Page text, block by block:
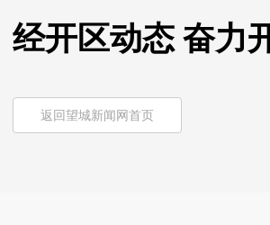
经开区动态 奋力
返回望城新闻网首页